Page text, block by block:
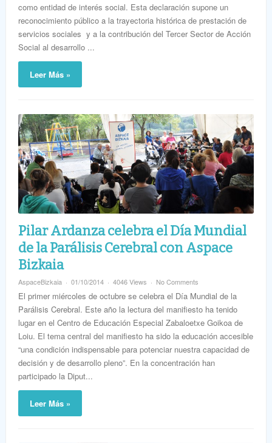
como entidad de interés social. Esta declaración supone un
reconocimiento público a la trayectoria histórica de prestación de
servicios sociales y a la contribución del Tercer Sector de Acción
Social al desarrollo ...
Leer Más »
Pilar Ardanza celebra el Día Mundial
de la Parálisis Cerebral con Aspace
Bizkaia
AspaceBizkaia 01/10/2014 4046 Views No Comments
El primer miércoles de octubre se celebra el Día Mundial de la
Parálisis Cerebral. Este año la lectura del manifiesto ha tenido
lugar en el Centro de Educación Especial Zabaloetxe Goikoa de
Loiu. El tema central del manifiesto ha sido la educación accesible
“una condición indispensable para potenciar nuestra capacidad de
decisión y de desarrollo pleno”. En la concentración han
participado la Diput...
Leer Más »